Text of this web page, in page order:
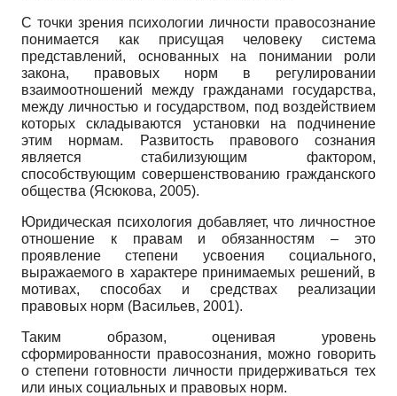
С точки зрения психологии личности правосознание
понимается как присущая человеку система
представлений, основанных на понимании роли
закона, правовых норм в регулировании
взаимоотношений между гражданами государства,
между личностью и государством, под воздействием
которых складываются установки на подчинение
этим нормам. Развитость правового сознания
является стабилизующим фактором,
способствующим совершенствованию гражданского
общества (Ясюкова, 2005).
Юридическая психология добавляет, что личностное
отношение к правам и обязанностям – это
проявление степени усвоения социального,
выражаемого в характере принимаемых решений, в
мотивах, способах и средствах реализации
правовых норм (Васильев, 2001).
Таким образом, оценивая уровень
сформированности правосознания, можно говорить
о степени готовности личности придерживаться тех
или иных социальных и правовых норм.